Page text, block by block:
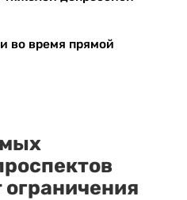
во время прямой